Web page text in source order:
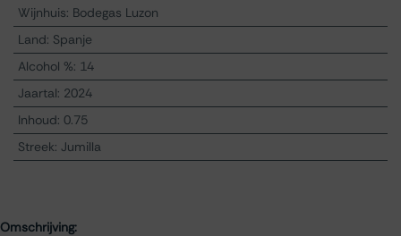
Wijnhuis: Bodegas Luzon
Land: Spanje
Alcohol %: 14
Jaartal: 2024
Inhoud: 0.75
Streek: Jumilla
Omschrijving: